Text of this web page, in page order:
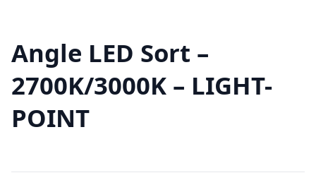
Angle LED Sort –
2700K/3000K – LIGHT-
POINT